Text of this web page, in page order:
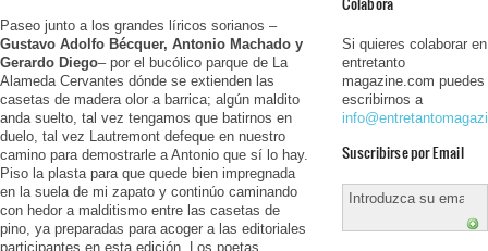
Paseo junto a los grandes líricos sorianos –
Gustavo Adolfo Bécquer, Antonio Machado y
Gerardo Diego– por el bucólico parque de La
Alameda Cervantes dónde se extienden las
casetas de madera olor a barrica; algún maldito
anda suelto, tal vez tengamos que batirnos en
duelo, tal vez Lautremont defeque en nuestro
camino para demostrarle a Antonio que sí lo hay.
Piso la plasta para que quede bien impregnada
en la suela de mi zapato y continúo caminando
con hedor a malditismo entre las casetas de
pino, ya preparadas para acoger a las editoriales
participantes en esta edición. Los poetas
Si quieres colaborar en
entretanto
magazine.com puedes
escribirnos a
Suscribirse por Email